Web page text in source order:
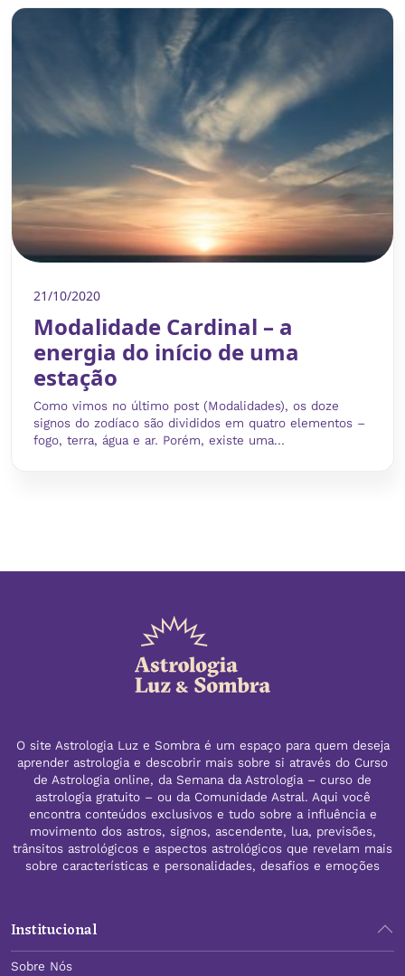
21/10/2020
Modalidade Cardinal – a
energia do início de uma
estação
Como vimos no último post (Modalidades), os doze
signos do zodíaco são divididos em quatro elementos –
fogo, terra, água e ar. Porém, existe uma...
O site Astrologia Luz e Sombra é um espaço para quem deseja
aprender astrologia e descobrir mais sobre si através do Curso
de Astrologia online, da Semana da Astrologia – curso de
astrologia gratuito – ou da Comunidade Astral. Aqui você
encontra conteúdos exclusivos e tudo sobre a influência e
movimento dos astros, signos, ascendente, lua, previsões,
trânsitos astrológicos e aspectos astrológicos que revelam mais
sobre características e personalidades, desafios e emoções
Institucional
Sobre Nós